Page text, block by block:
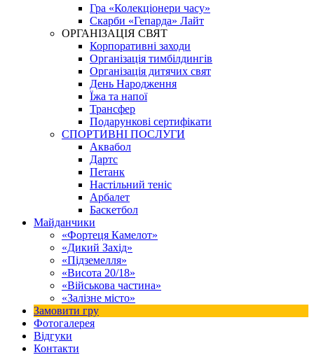
Гра «Колекціонери часу»
Скарби «Гепарда» Лайт
ОРГАНІЗАЦІЯ СВЯТ
Корпоративні заходи
Організація тимбілдингів
Організація дитячих свят
День Народження
Їжа та напої
Трансфер
Подарункові сертифікати
СПОРТИВНІ ПОСЛУГИ
Аквабол
Дартс
Петанк
Настільний теніс
Арбалет
Баскетбол
Майданчики
«Фортеця Камелот»
«Дикий Захід»
«Підземелля»
«Висота 20/18»
«Військова частина»
«Залізне місто»
Замовити гру
Фотогалерея
Відгуки
Контакти